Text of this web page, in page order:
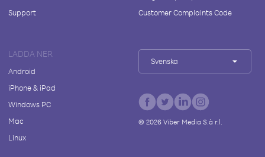
Support
Customer Complaints Code
LADDA NER
Android
iPhone & iPad
Windows PC
Mac
Linux
Svenska
© 2026Viber Media S.à r.l.